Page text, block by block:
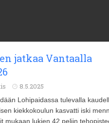
jatkaa Vantaalla
8.5.2025
Lohipaidassa tulevalla
kiekkokoulun kasvatti iski
mukaan lukien 42 peliin